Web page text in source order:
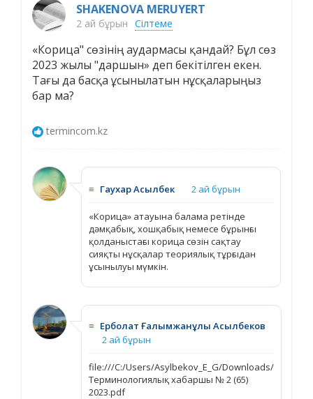
SHAKENOVA MERUYERT
2 ай бұрын Сілтеме
«Корица" сөзінің аудармасы қандай? Бұл сөз
2023 жылы "даршын» деп бекітілген екен.
Тағы да басқа ұсынылатын нұсқаларыңыз
бар ма?
termincom.kz
≡ Гаухар Асылбек 2 ай бұрын
«Корица» атауына балама ретінде
дәмқабық, хошқабық немесе бұрынғы
қолданыстағы корица сөзін сақтау
сияқты нұсқалар теориялық тұрғыдан
ұсынылуы мүмкін.
≡ Ерболат Ғалымжанұлы Асылбеков
2 ай бұрын
file:///C:/Users/Asylbekov_E_G/Downloads/
Терминологиялық хабаршы № 2 (65)
2023.pdf